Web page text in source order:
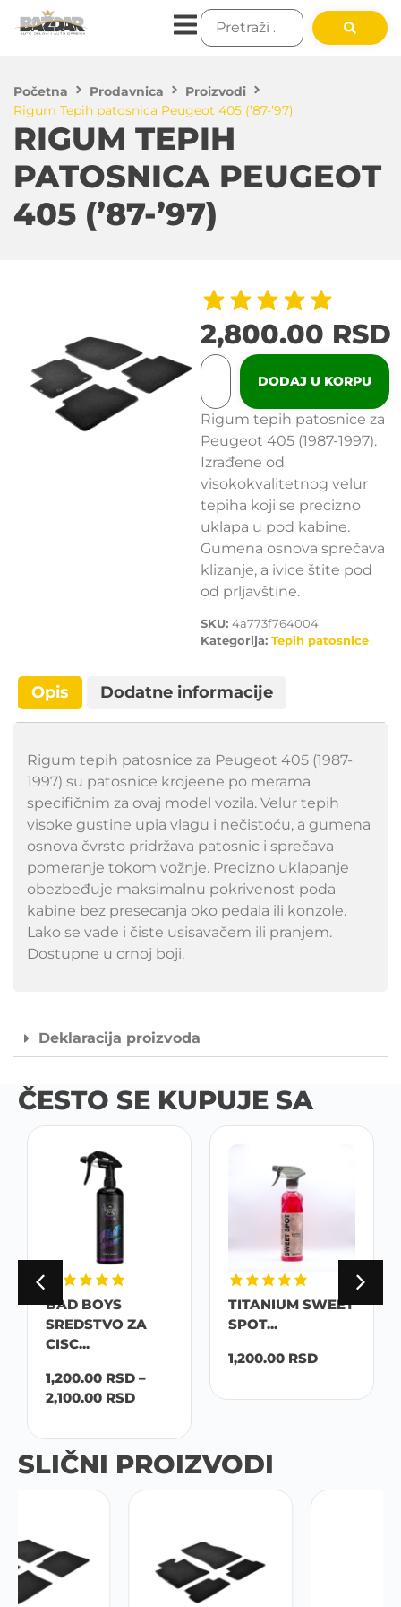
Početna Prodavnica
Proizvodi
Rigum Tepih patosnica Peugeot 405 (’87-’97)
RIGUM TEPIH
PATOSNICA PEUGEOT
405 (’87-’97)
2,800.00 RSD
DODAJ U KORPU
Rigum tepih patosnice za
Peugeot 405 (1987-1997).
Izrađene od
visokokvalitetnog velur
tepiha koji se precizno
uklapa u pod kabine.
Gumena osnova sprečava
klizanje, a ivice štite pod
od prljavštine.
SKU: 4a773f764004
Kategorija: Tepih patosnice
Opis Dodatne informacije
Rigum tepih patosnice za Peugeot 405 (1987-
1997) su patosnice krojeene po merama
specifičnim za ovaj model vozila. Velur tepih
visoke gustine upia vlagu i nečistoću, a gumena
osnova čvrsto pridržava patosnic i sprečava
pomeranje tokom vožnje. Precizno uklapanje
obezbeđuje maksimalnu pokrivenost poda
kabine bez presecanja oko pedala ili konzole.
Lako se vade i čiste usisavačem ili pranjem.
Dostupne u crnoj boji.
Deklaracija proizvoda
ČESTO SE KUPUJE SA
BAD BOYS
SREDSTVO ZA
CISC...
1,200.00 RSD –
2,100.00 RSD
TITANIUM SWEET
SPOT...
1,200.00 RSD
SLIČNI PROIZVODI